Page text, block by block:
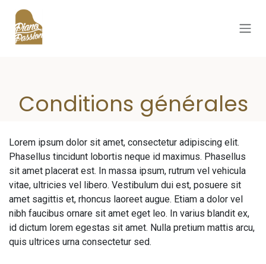
Se rendre au contenu
Conditions générales
Lorem ipsum dolor sit amet, consectetur adipiscing elit.
Phasellus tincidunt lobortis neque id maximus. Phasellus
sit amet placerat est. In massa ipsum, rutrum vel vehicula
vitae, ultricies vel libero. Vestibulum dui est, posuere sit
amet sagittis et, rhoncus laoreet augue. Etiam a dolor vel
nibh faucibus ornare sit amet eget leo. In varius blandit ex,
id dictum lorem egestas sit amet. Nulla pretium mattis arcu,
quis ultrices urna consectetur sed.